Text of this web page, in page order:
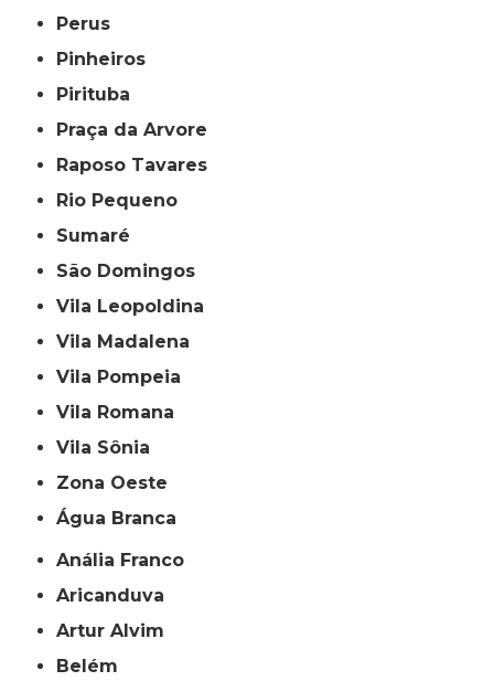
Perus
Pinheiros
Pirituba
Praça da Arvore
Raposo Tavares
Rio Pequeno
Sumaré
São Domingos
Vila Leopoldina
Vila Madalena
Vila Pompeia
Vila Romana
Vila Sônia
Zona Oeste
Água Branca
Anália Franco
Aricanduva
Artur Alvim
Belém